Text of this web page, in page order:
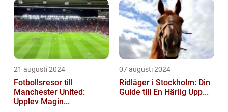
21 augusti 2024
Fotbollsresor till
Manchester United:
Upplev Magin...
07 augusti 2024
Ridläger i Stockholm: Din
Guide till En Härlig Upp...